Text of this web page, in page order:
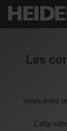
Les
Vous avez
Cette